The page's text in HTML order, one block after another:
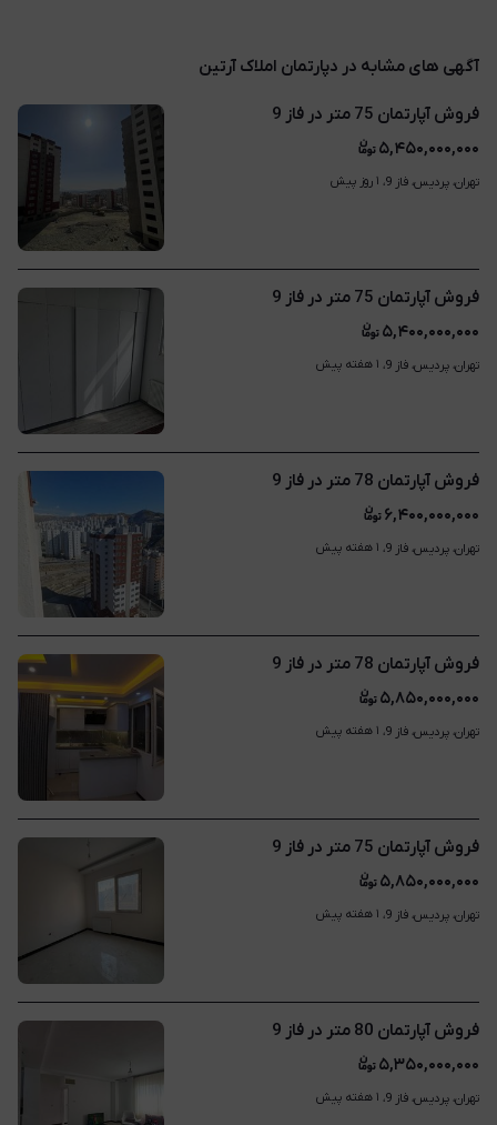
آگهی های مشابه در دپارتمان املاک آرتین
فروش آپارتمان 75 متر در فاز 9
۵,۴۵۰,۰۰۰,۰۰۰
تهران، پردیس، فاز 9، ۱ روز پیش
فروش آپارتمان 75 متر در فاز 9
۵,۴۰۰,۰۰۰,۰۰۰
تهران، پردیس، فاز 9، ۱ هفته پیش
فروش آپارتمان 78 متر در فاز 9
۶,۴۰۰,۰۰۰,۰۰۰
تهران، پردیس، فاز 9، ۱ هفته پیش
فروش آپارتمان 78 متر در فاز 9
۵,۸۵۰,۰۰۰,۰۰۰
تهران، پردیس، فاز 9، ۱ هفته پیش
فروش آپارتمان 75 متر در فاز 9
۵,۸۵۰,۰۰۰,۰۰۰
تهران، پردیس، فاز 9، ۱ هفته پیش
فروش آپارتمان 80 متر در فاز 9
۵,۳۵۰,۰۰۰,۰۰۰
تهران، پردیس، فاز 9، ۱ هفته پیش